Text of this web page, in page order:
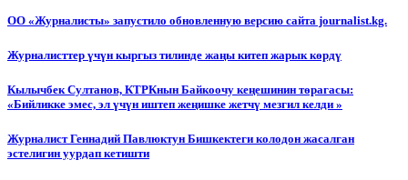
ОО «Журналисты» запустило обновленную версию сайта journalist.kg.
Журналисттер үчүн кыргыз тилинде жаңы китеп жарык көрдү
Кылычбек Султанов, КТРКнын Байкоочу кеңешинин төрагасы:
«Бийликке эмес, эл үчүн иштеп жеңишке жетчү мезгил келди »
Журналист Геннадий Павлюктун Бишкектеги колодон жасалган
эстелигин уурдап кетишти